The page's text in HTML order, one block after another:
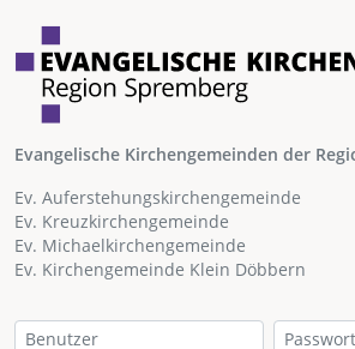
Evangelische Kirchengemeinden der
Ev. Auferstehungskirchengemeinde
Ev. Kreuzkirchengemeinde
Ev. Michaelkirchengemeinde
Ev. Kirchengemeinde Klein Döbbern